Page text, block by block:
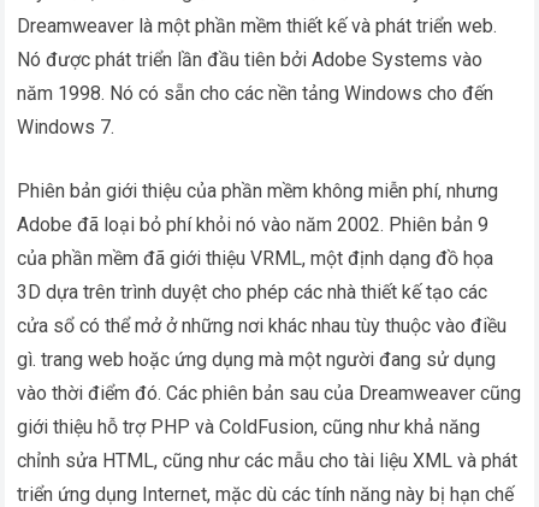
Dreamweaver là một phần mềm thiết kế và phát triển web.
Nó được phát triển lần đầu tiên bởi Adobe Systems vào
năm 1998. Nó có sẵn cho các nền tảng Windows cho đến
Windows 7.
Phiên bản giới thiệu của phần mềm không miễn phí, nhưng
Adobe đã loại bỏ phí khỏi nó vào năm 2002. Phiên bản 9
của phần mềm đã giới thiệu VRML, một định dạng đồ họa
3D dựa trên trình duyệt cho phép các nhà thiết kế tạo các
cửa sổ có thể mở ở những nơi khác nhau tùy thuộc vào điều
gì. trang web hoặc ứng dụng mà một người đang sử dụng
vào thời điểm đó. Các phiên bản sau của Dreamweaver cũng
giới thiệu hỗ trợ PHP và ColdFusion, cũng như khả năng
chỉnh sửa HTML, cũng như các mẫu cho tài liệu XML và phát
triển ứng dụng Internet, mặc dù các tính năng này bị hạn chế